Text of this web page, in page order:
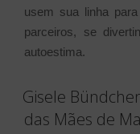
usem sua linha
parceiros, se
autoestima.
Gisele
das Mães de